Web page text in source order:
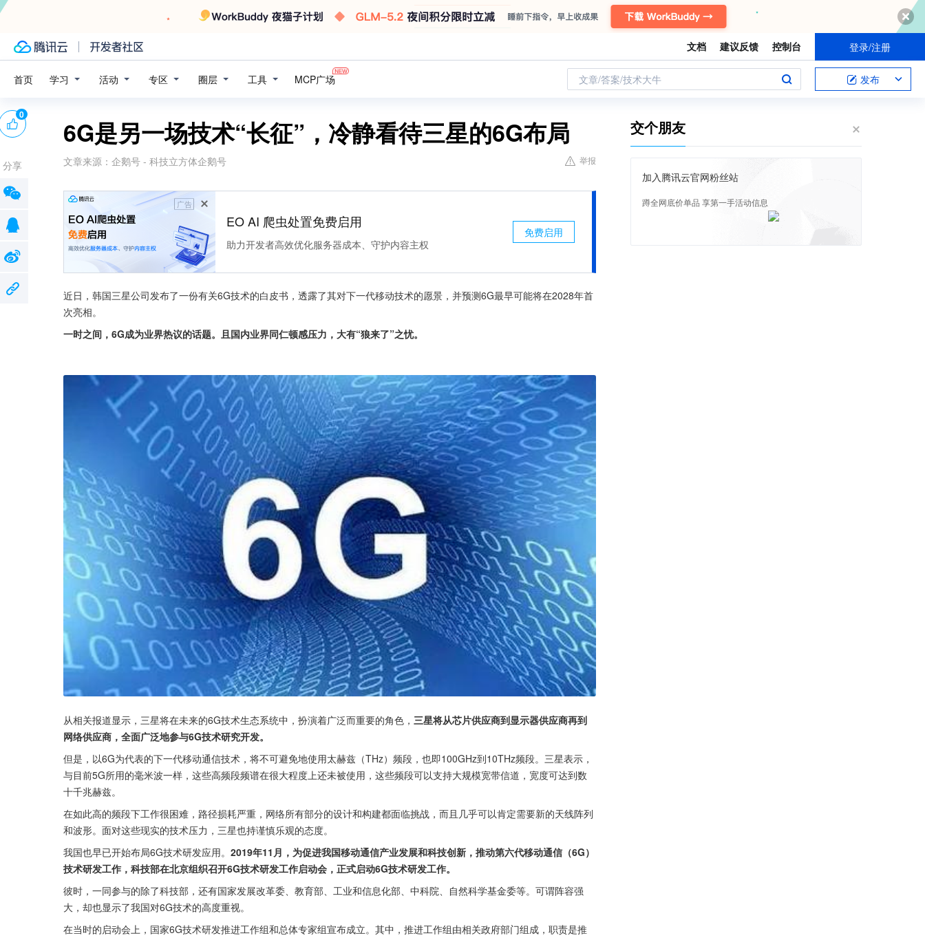
文档 建议反馈 控制台 登录/注册
首页 学习 活动 专区 圈层 工具 MCP广场 文章/答案/技术大牛 发布
6G是另一场技术“长征”，冷静看待三星的6G布局
文章来源： 企鹅号 - 科技立方体企鹅号 举报
广告
EO AI 爬虫处置免费启用
助力开发者高效优化服务器成本、守护内容主权
免费启用
近日，韩国三星公司发布了一份有关6G技术的白皮书，透露了其对下一代移动技术的愿景，并预测6G最早可能将在2028年首
次亮相。
一时之间，6G成为业界热议的话题。且国内业界同仁顿感压力，大有“狼来了”之忧。
从相关报道显示，三星将在未来的6G技术生态系统中，扮演着广泛而重要的角色， 三星将从芯片供应商到显示器供应商再到
网络供应商，全面广泛地参与6G技术研究开发。
但是，以6G为代表的下一代移动通信技术，将不可避免地使用太赫兹（THz）频段，也即100GHz到10THz频段。三星表示，
与目前5G所用的毫米波一样，这些高频段频谱在很大程度上还未被使用，这些频段可以支持大规模宽带信道，宽度可达到数
十千兆赫兹。
在如此高的频段下工作很困难，路径损耗严重，网络所有部分的设计和构建都面临挑战，而且几乎可以肯定需要新的天线阵列
和波形。面对这些现实的技术压力，三星也持谨慎乐观的态度。
我国也早已开始布局6G技术研发应用。 2019年11月，为促进我国移动通信产业发展和科技创新，推动第六代移动通信（6G）
技术研发工作，科技部在北京组织召开6G技术研发工作启动会，正式启动6G技术研发工作。
彼时，一同参与的除了科技部，还有国家发展改革委、教育部、工业和信息化部、中科院、自然科学基金委等。可谓阵容强
大，却也显示了我国对6G技术的高度重视。
在当时的启动会上，国家6G技术研发推进工作组和总体专家组宣布成立。其中，推进工作组由相关政府部门组成，职责是推
0
分享
交个朋友
加入腾讯云官网粉丝站
蹲全网底价单品 享第一手活动信息